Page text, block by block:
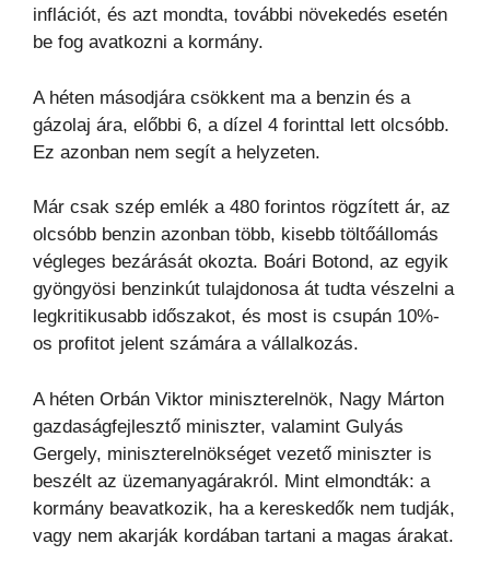
inflációt, és azt mondta, további növekedés esetén
be fog avatkozni a kormány.
A héten másodjára csökkent ma a benzin és a
gázolaj ára, előbbi 6, a dízel 4 forinttal lett olcsóbb.
Ez azonban nem segít a helyzeten.
Már csak szép emlék a 480 forintos rögzített ár, az
olcsóbb benzin azonban több, kisebb töltőállomás
végleges bezárását okozta. Boári Botond, az egyik
gyöngyösi benzinkút tulajdonosa át tudta vészelni a
legkritikusabb időszakot, és most is csupán 10%-
os profitot jelent számára a vállalkozás.
A héten Orbán Viktor miniszterelnök, Nagy Márton
gazdaságfejlesztő miniszter, valamint Gulyás
Gergely, miniszterelnökséget vezető miniszter is
beszélt az üzemanyagárakról. Mint elmondták: a
kormány beavatkozik, ha a kereskedők nem tudják,
vagy nem akarják kordában tartani a magas árakat.